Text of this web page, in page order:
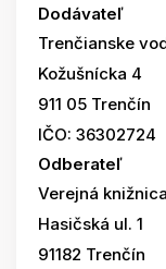
Dodávateľ
Trenčianske
Kožušnícka 4
911 05 Trenčín
IČO: 36302724
Odberateľ
Verejná
Hasičská ul. 1
91182 Trenčín